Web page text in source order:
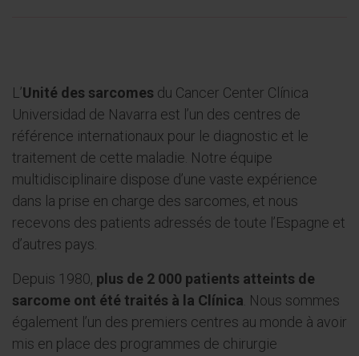
L’Unité des sarcomes du Cancer Center Clínica
Universidad de Navarra est l’un des centres de
référence internationaux pour le diagnostic et le
traitement de cette maladie. Notre équipe
multidisciplinaire dispose d’une vaste expérience
dans la prise en charge des sarcomes, et nous
recevons des patients adressés de toute l’Espagne et
d’autres pays.
Depuis 1980, plus de 2 000 patients atteints de
sarcome ont été traités à la Clínica. Nous sommes
également l’un des premiers centres au monde à avoir
mis en place des programmes de chirurgie